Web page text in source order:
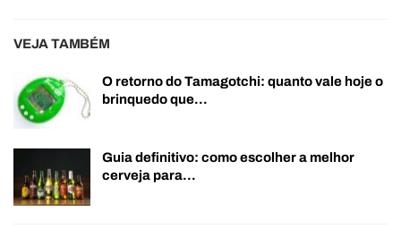
VEJA TAMBÉM
O retorno do Tamagotchi: quanto vale hoje o
brinquedo que…
Guia definitivo: como escolher a melhor
cerveja para…